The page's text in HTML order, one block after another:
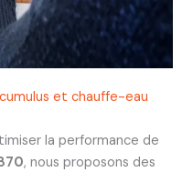
et chauffe-eau
la performance de
, nous proposons des